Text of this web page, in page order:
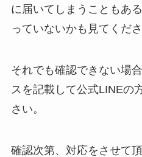
に届いてしまうこともあ
っていないかも見てくださ
それでも確認できない場
スを記載して公式LINEの
さい。
確認次第、対応をさせて頂